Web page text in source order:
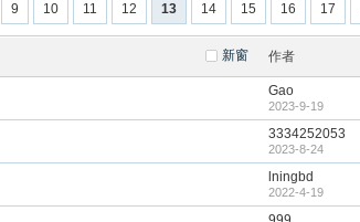
9 10 11 12 13 14 15 16 17
新窗 作者
Gao
2023-9-19
3334252053
2023-8-24
lningbd
2022-4-19